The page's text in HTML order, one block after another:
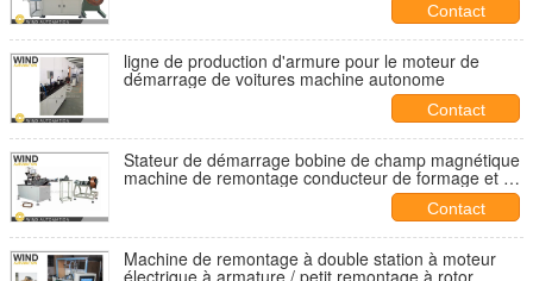
Contact
ligne de production d'armure pour le moteur de
démarrage de voitures machine autonome
Contact
Stateur de démarrage bobine de champ magnétique
machine de remontage conducteur de formage et de
Contact
Machine de remontage à double station à moteur
électrique à armature / petit remontage à rotor